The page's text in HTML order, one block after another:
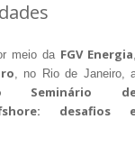
meio da FGV Energia,
, no Rio de Janeiro,
Seminário
desafios